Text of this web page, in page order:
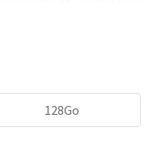
128Go